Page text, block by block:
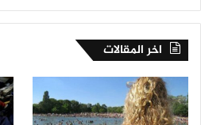
اخر المقالات